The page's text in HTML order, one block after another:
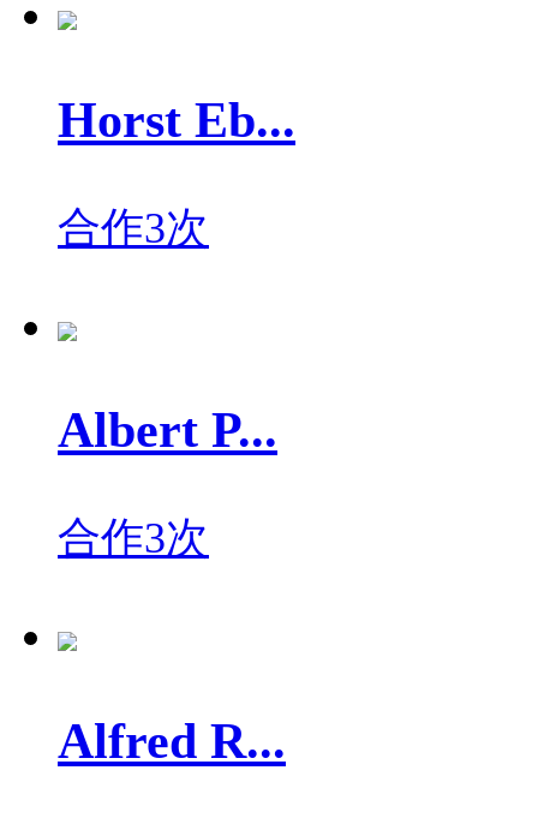
Horst Eb...
合作3次
Albert P...
合作3次
Alfred R...